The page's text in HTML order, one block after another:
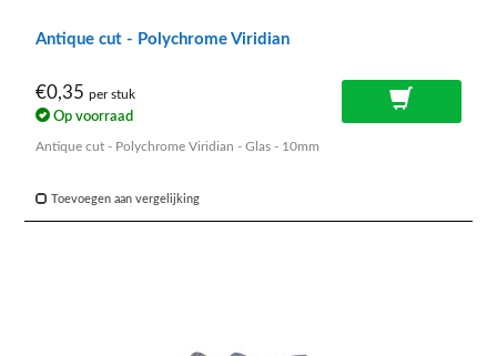
Antique cut - Polychrome Viridian
€0,35 per stuk
Op voorraad
Antique cut - Polychrome Viridian - Glas - 10mm
Toevoegen aan vergelijking